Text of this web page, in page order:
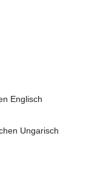
Englisch
Ungarisch